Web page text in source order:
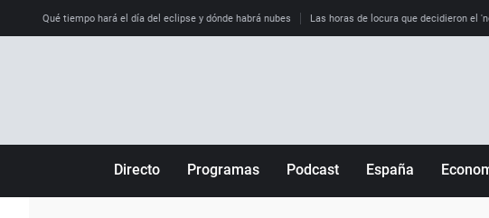
Qué tiempo hará el día del eclipse y dónde habrá nubes Las horas de locura que decidieron el
Directo Programas Podcast España